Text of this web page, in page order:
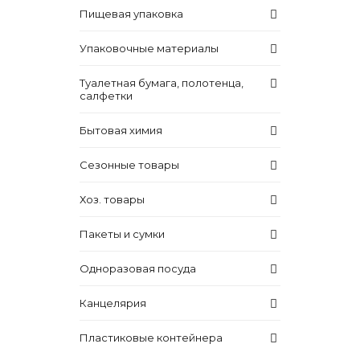
Пищевая упаковка
Упаковочные материалы
Туалетная бумага, полотенца,
салфетки
Бытовая химия
Сезонные товары
Хоз. товары
Пакеты и сумки
Одноразовая посуда
Канцелярия
Пластиковые контейнера